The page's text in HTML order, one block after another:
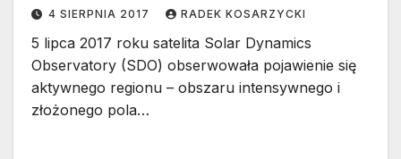
4 SIERPNIA 2017 RADEK KOSARZYCKI
5 lipca 2017 roku satelita Solar Dynamics
Observatory (SDO) obserwowała pojawienie się
aktywnego regionu – obszaru intensywnego i
złożonego pola…